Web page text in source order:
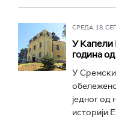
СРЕДА, 18.
У Капели
година
У
једног од
историји